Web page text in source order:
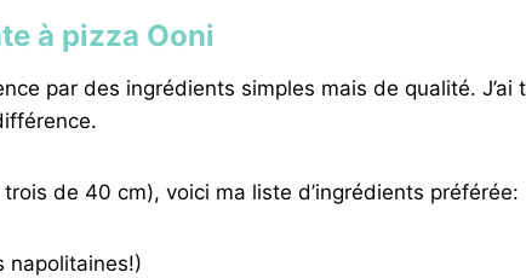
à pizza Ooni
par des ingrédients simples mais de qualité.
de 40 cm), voici ma liste d’ingrédients préférée:
napolitaines!)